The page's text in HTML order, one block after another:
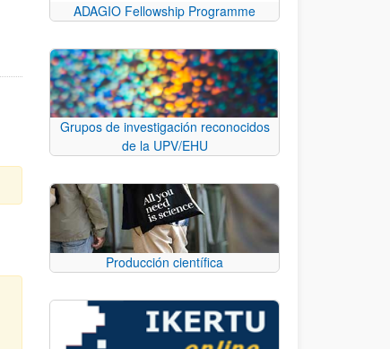
ADAGIO Fellowship Programme
Grupos de investigación reconocidos
de la UPV/EHU
Producción científica